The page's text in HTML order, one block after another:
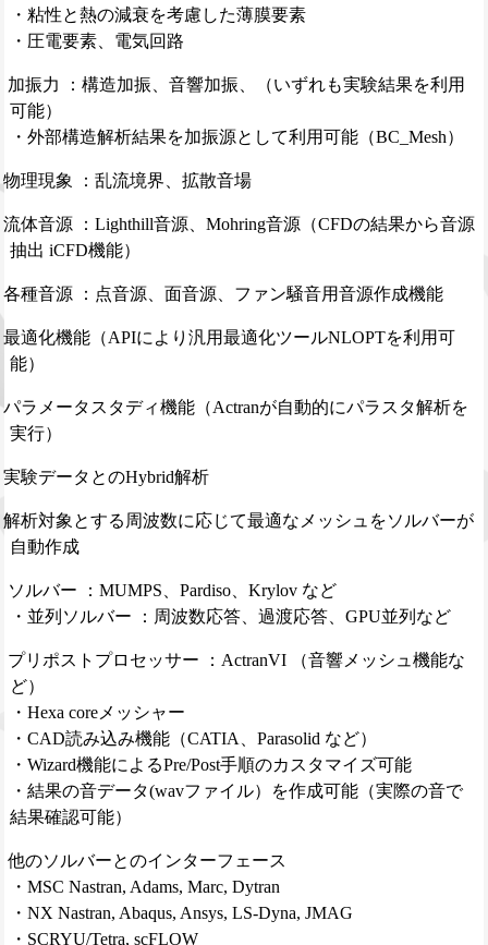
・粘性と熱の減衰を考慮した薄膜要素
・圧電要素、電気回路
加振力 ：構造加振、音響加振、（いずれも実験結果を利用
可能）
・外部構造解析結果を加振源として利用可能（BC_Mesh）
物理現象 ：乱流境界、拡散音場
流体音源 ：Lighthill音源、Mohring音源（CFDの結果から音源
抽出 iCFD機能）
各種音源 ：点音源、面音源、ファン騒音用音源作成機能
最適化機能（APIにより汎用最適化ツールNLOPTを利用可
能）
パラメータスタディ機能（Actranが自動的にパラスタ解析を
実行）
実験データとのHybrid解析
解析対象とする周波数に応じて最適なメッシュをソルバーが
自動作成
ソルバー ：MUMPS、Pardiso、Krylov など
・並列ソルバー ：周波数応答、過渡応答、GPU並列など
プリポストプロセッサー ：ActranVI （音響メッシュ機能な
ど）
・Hexa coreメッシャー
・CAD読み込み機能（CATIA、Parasolid など）
・Wizard機能によるPre/Post手順のカスタマイズ可能
・結果の音データ(wavファイル）を作成可能（実際の音で
結果確認可能）
他のソルバーとのインターフェース
・MSC Nastran, Adams, Marc, Dytran
・NX Nastran, Abaqus, Ansys, LS-Dyna, JMAG
・SCRYU/Tetra, scFLOW